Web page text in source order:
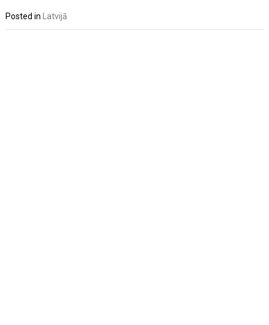
Posted in Latvijā